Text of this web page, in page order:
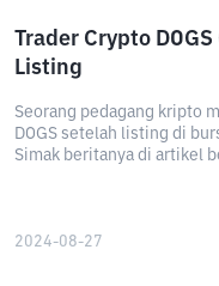
Trader Crypto
Listing
Seorang pedagang kripto
DOGS setelah listing di
Simak beritanya di artikel
2024-08-27